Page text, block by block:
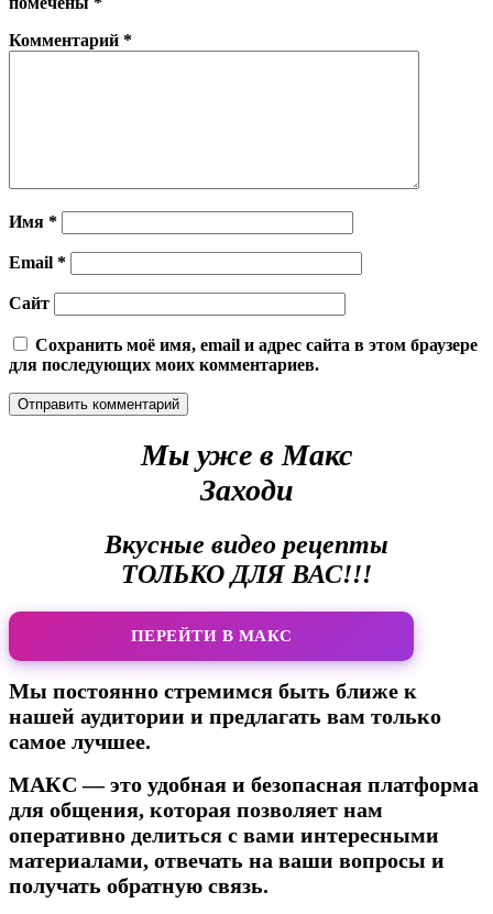
Комментарий *
Имя *
Email *
Сайт
Сохранить моё имя, email и адрес сайта в этом браузере
для последующих моих комментариев.
Мы уже в Макс
Заходи
Вкусные видео рецепты
ТОЛЬКО ДЛЯ ВАС!!!
ПЕРЕЙТИ В МАКС
Мы постоянно стремимся быть ближе к
нашей аудитории и предлагать вам только
самое лучшее.
МАКС — это удобная и безопасная платформа
для общения, которая позволяет нам
оперативно делиться с вами интересными
материалами, отвечать на ваши вопросы и
получать обратную связь.